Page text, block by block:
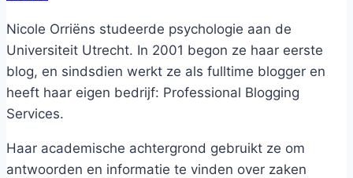
Nicole Orriëns studeerde psychologie aan de
Universiteit Utrecht. In 2001 begon ze haar eerste
blog, en sindsdien werkt ze als fulltime blogger en
heeft haar eigen bedrijf: Professional Blogging
Services.
Haar academische achtergrond gebruikt ze om
antwoorden en informatie te vinden over zaken